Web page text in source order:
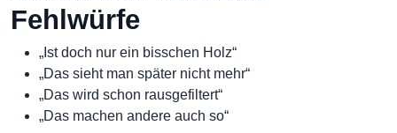
Fehlwürfe
„Ist doch nur ein bisschen Holz“
„Das sieht man später nicht mehr“
„Das wird schon rausgefiltert“
„Das machen andere auch so“